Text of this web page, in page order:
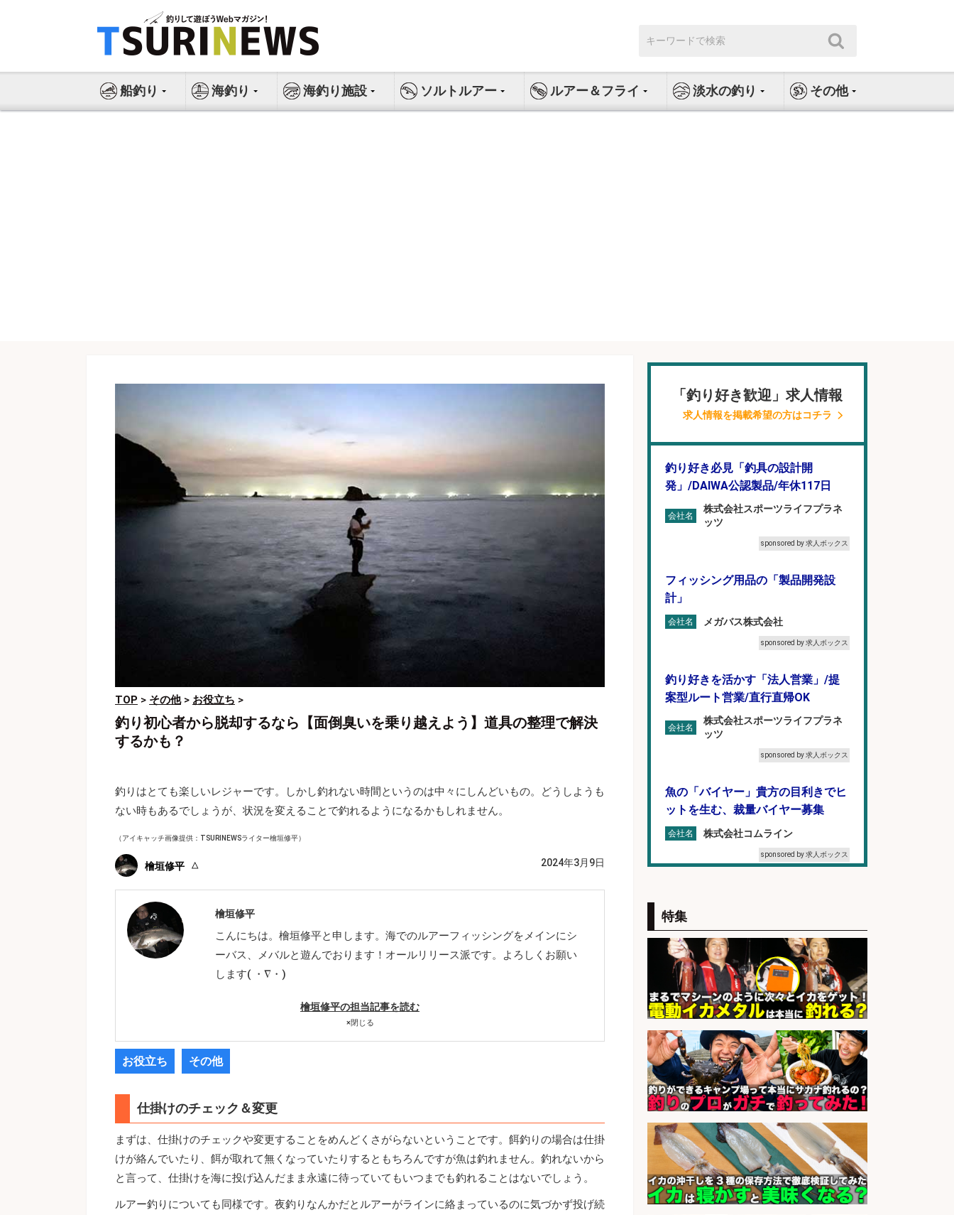
ス
索:
船釣り 海釣り 海釣り施設 ソルトルアー ルアー＆フライ 淡水の釣り その他
TOP > その他> お役立ち >
釣り初心者から脱却するなら【面倒臭いを乗り越えよう】道具の整理で解決
するかも？
釣りはとても楽しいレジャーです。しかし釣れない時間というのは中々にしんどいもの。どうしようも
ない時もあるでしょうが、状況を変えることで釣れるようになるかもしれません。
（アイキャッチ画像提供：TSURINEWSライター檜垣修平）
檜垣修平 2024年3月9日
檜垣修平
こんにちは。檜垣修平と申します。海でのルアーフィッシングをメインにシ
ーバス、メバルと遊んでおります！オールリリース派です。よろしくお願い
します( ・∇・)
檜垣修平の担当記事を読む
×閉じる
お役立ち その他
仕掛けのチェック＆変更
まずは、仕掛けのチェックや変更することをめんどくさがらないということです。餌釣りの場合は仕掛
けが絡んでいたり、餌が取れて無くなっていたりするともちろんですが魚は釣れません。釣れないから
と言って、仕掛けを海に投げ込んだまま永遠に待っていてもいつまでも釣れることはないでしょう。
ルアー釣りについても同様です。夜釣りなんかだとルアーがラインに絡まっているのに気づかず投げ続
「釣り好き歓迎」求人情報
求人情報を掲載希望の方はコチラ
釣り好き必見「釣具の設計開
発」/DAIWA公認製品/年休117日
会社名
株式会社スポーツライフプラネ
ッツ
sponsored by 求人ボックス
フィッシング用品の「製品開発設
計」
会社名 メガバス株式会社
sponsored by 求人ボックス
釣り好きを活かす「法人営業」/提
案型ルート営業/直行直帰OK
会社名
株式会社スポーツライフプラネ
ッツ
sponsored by 求人ボックス
魚の「バイヤー」貴方の目利きでヒ
ットを生む、裁量バイヤー募集
会社名 株式会社コムライン
sponsored by 求人ボックス
「製造」/釣り好き歓迎
会社名 広松久水産株式会社
sponsored by 求人ボックス
福岡「現場監督」/釣り好き歓迎/残
業10時間/経験者歓迎
会社名 広松久水産株式会社
sponsored by 求人ボックス
語学力を活かせるフィッシング用品
の「海外営業」/年休125日
会社名 株式会社ジャッカル
sponsored by 求人ボックス
福岡/未経験歓迎「ルート営業」/釣
り好き歓迎/インセンティブ
特集